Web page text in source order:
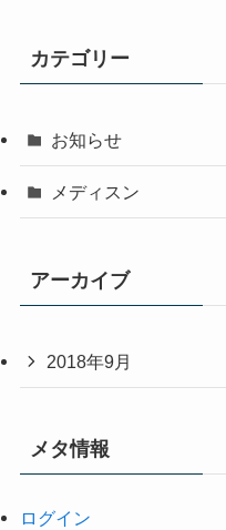
カテゴリー
お知らせ
メディスン
アーカイブ
2018年9月
メタ情報
ログイン